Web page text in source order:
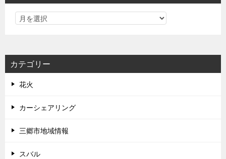
カテゴリー
花火
カーシェアリング
三郷市地域情報
スバル